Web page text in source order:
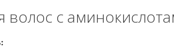
волос с